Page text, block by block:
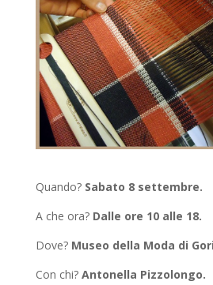
Quando? Sabato 8 settembre.
A che ora? Dalle ore 10 alle 18.
Dove? Museo della Moda di
Con chi?Antonella Pizzolongo.